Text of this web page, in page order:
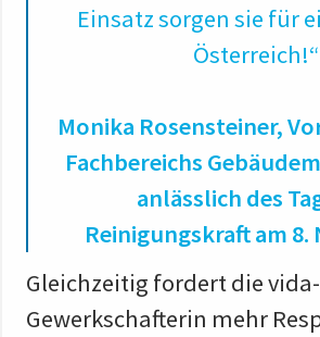
Einsatz sorgen sie für
Österreich!“
Monika Rosensteiner,
Fachbereichs
anlässlich des
Reinigungskraft am 8.
Gleichzeitig fordert die vida-
Gewerkschafterin mehr